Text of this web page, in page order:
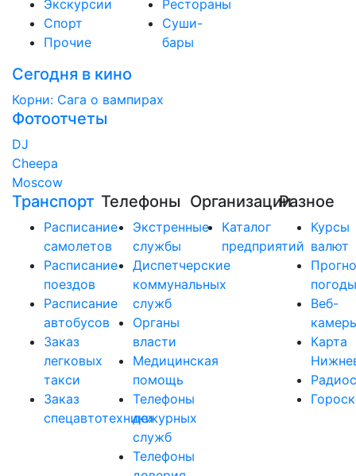
Экскурсии
Спорт
Прочие
Рестораны
Суши-
бары
Сегодня в кино
Корни: Сага о вампирах
Фотоотчеты
DJ
Cheepa
Moscow
Транспорт
Расписание
самолетов
Расписание
поездов
Расписание
автобусов
Заказ
легковых
такси
Заказ
спецавтотехники
Телефоны
Экстренные
службы
Диспетчерские
коммунальных
служб
Органы
власти
Медицинская
помощь
Телефоны
дежурных
служб
Телефоны
Организации
Каталог
предприятий
Разное
Курсы
валют
погоды
Веб-
Карта